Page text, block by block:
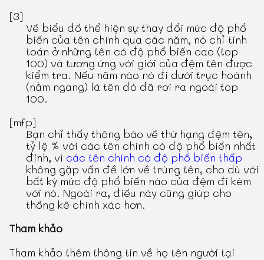
[3]
Về biểu đồ thể hiện sự thay đổi mức độ phổ
biến của tên chính qua các năm, nó chỉ tính
toán ở những tên có độ phổ biến cao (top
100) và tương ứng với giới của đệm tên được
kiểm tra. Nếu năm nào nó đi dưới trục hoành
(nằm ngang) là tên đó đã rơi ra ngoài top
100.
[mfp]
Bạn chỉ thấy thông báo về thứ hạng đệm tên,
tỷ lệ % với các tên chính có độ phổ biến nhất
định, vì các tên chính có độ phổ biến thấp
không gặp vấn đề lớn về trùng tên, cho dù với
bất kỳ mức độ phổ biến nào của đệm đi kèm
với nó. Ngoài ra, điều này cũng giúp cho
thống kê chính xác hơn.
Tham khảo
Tham khảo thêm thông tin về họ tên người tại